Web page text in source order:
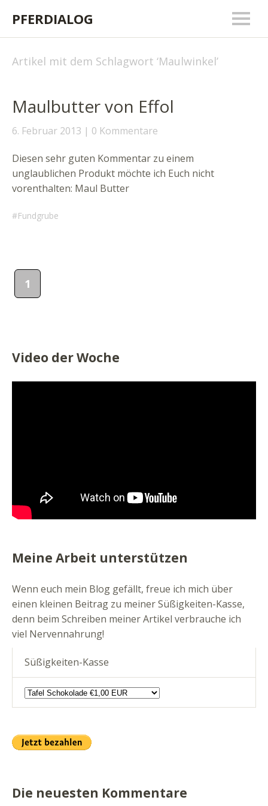
PFERDIALOG
Artikel mit dem Schlagwort ‘Maulwinkel’
Maulbutter von Effol
6. Februar 2013 0 Kommentare
Diesen sehr guten Kommentar zu einem
unglaublichen Produkt möchte ich Euch nicht
vorenthalten: Maul Butter
Fundgrube
1
Video der Woche
Meine Arbeit unterstützen
Wenn euch mein Blog gefällt, freue ich mich über
einen kleinen Beitrag zu meiner Süßigkeiten-Kasse,
denn beim Schreiben meiner Artikel verbrauche ich
viel Nervennahrung!
Süßigkeiten-Kasse
Die neuesten Kommentare